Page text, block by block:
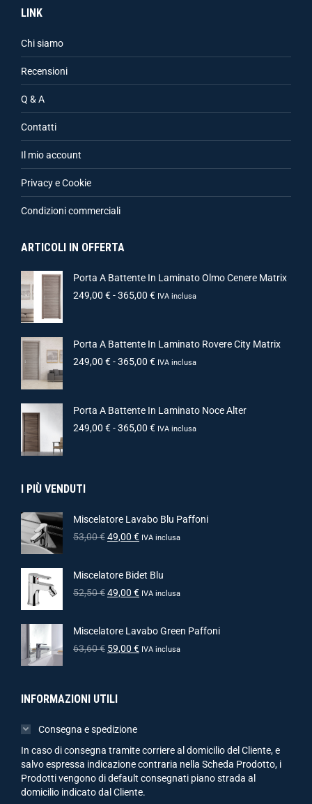
LINK
Chi siamo
Recensioni
Q & A
Contatti
Il mio account
Privacy e Cookie
Condizioni commerciali
ARTICOLI IN OFFERTA
Porta A Battente In Laminato Olmo Cenere Matrix
249,00 €-365,00 € IVA inclusa
Porta A Battente In Laminato Rovere City Matrix
249,00 €-365,00 € IVA inclusa
Porta A Battente In Laminato Noce Alter
249,00 €-365,00 € IVA inclusa
I PIÙ VENDUTI
Miscelatore Lavabo Blu Paffoni
53,00€49,00 € IVA inclusa
Miscelatore Bidet Blu
52,50€49,00 € IVA inclusa
Miscelatore Lavabo Green Paffoni
63,60€ 59,00 € IVA inclusa
INFORMAZIONI UTILI
Consegna e spedizione
In caso di consegna tramite corriere al domicilio del Cliente, e
salvo espressa indicazione contraria nella Scheda Prodotto, i
Prodotti vengono di default consegnati piano strada al
domicilio indicato dal Cliente.